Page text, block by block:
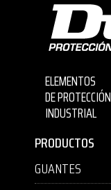
ELEMENTOS
DE PROTECCIÓN
INDUSTRIAL
PRODUCTOS
GUANTES